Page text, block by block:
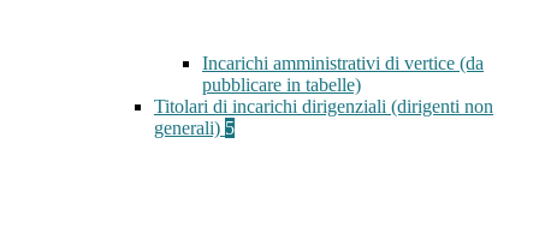
Incarichi amministrativi di vertice (da
pubblicare in tabelle)
Titolari di incarichi dirigenziali (dirigenti non
generali) 5